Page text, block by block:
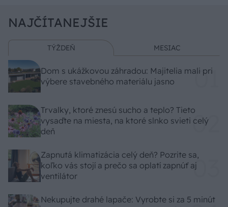
NAJČÍTANEJŠIE
TÝŽDEŇ MESIAC
Dom s ukážkovou záhradou: Majitelia mali pri
výbere stavebného materiálu jasno
Trvalky, ktoré znesú sucho a teplo? Tieto
vysaďte na miesta, na ktoré slnko svieti celý
deň
Zapnutá klimatizácia celý deň? Pozrite sa,
koľko vás stojí a prečo sa oplatí zapnúť aj
ventilátor
Nekupujte drahé lapače: Vyrobte si za 5 minút